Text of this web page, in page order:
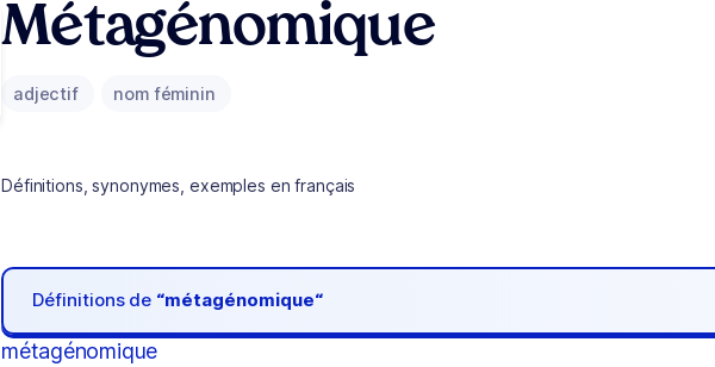
Métagénomique
adjectif nom féminin
Définitions, synonymes, exemples en français
Définitions de “métagénomique“
métagénomique